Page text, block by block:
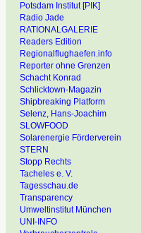
Potsdam Institut [PIK]
Radio Jade
RATIONALGALERIE
Readers Edition
Regionalflughaefen.info
Reporter ohne Grenzen
Schacht Konrad
Schlicktown-Magazin
Shipbreaking Platform
Selenz, Hans-Joachim
SLOWFOOD
Solarenergie Förderverein
STERN
Stopp Rechts
Tacheles e. V.
Tagesschau.de
Transparency
Umweltinstitut München
UNI-INFO